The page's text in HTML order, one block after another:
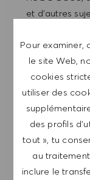
Pour examiner,
le site Web,
cookies
utiliser des
des profils
tout », tu
au
inclure le
et d'autres
cliquant sur le
reconnais
traitées
Saisir